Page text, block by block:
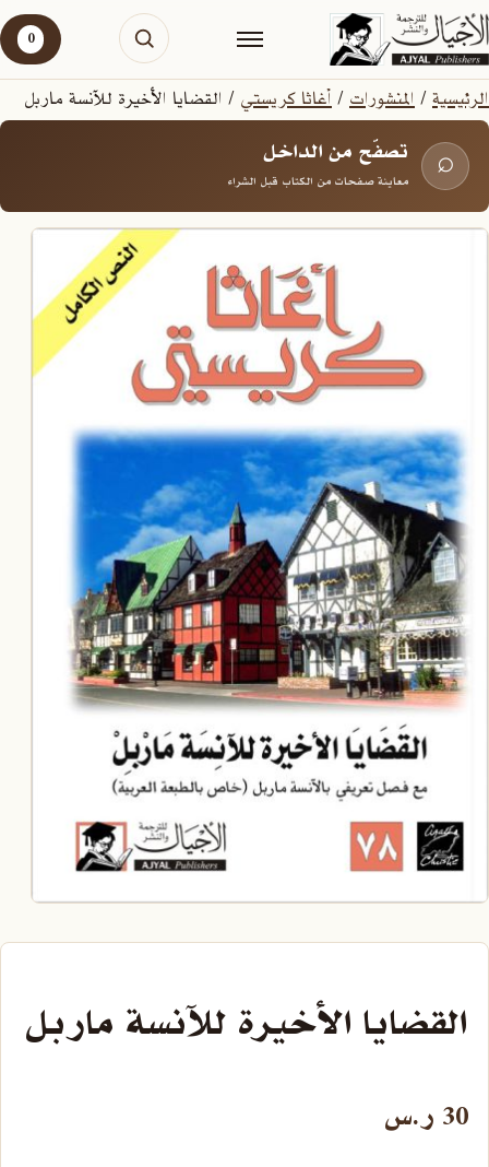
0
الرئيسية/المنشورات/أغاثا كريستي / القضايا الأخيرة للآنسة ماربل
⌕ تصفّح من الداخل
معاينة صفحات من الكتاب قبل الشراء
القضايا الأخيرة للآنسة ماربل
30 ر.س